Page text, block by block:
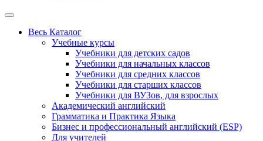
Весь Каталог
Учебные курсы
Учебники для детских садов
Учебники для начальных классов
Учебники для средних классов
Учебники для старших классов
Учебники для ВУЗов, для взрослых
Академический английский
Грамматика и Практика Языка
Бизнес и профессиональный английский (ESP)
Для учителей